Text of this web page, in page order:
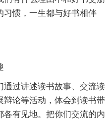
习惯，一生都与好书相伴
通过讲述读书故事、交流读
论等活动，体会到读书带
有见地。把你们交流的内